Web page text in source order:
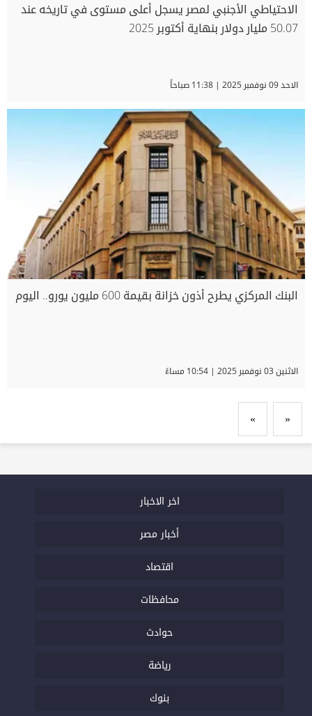
الاحتياطي الأجنبي لمصر يسجل أعلى مستوى في تاريخه عند
50.07 مليار دولار بنهاية أكتوبر 2025
الاحد 09 نوفمبر 2025 | 11:38 صباحاً
البنك المركزي يطرح أذون خزانة بقيمة 600 مليون يورو.. اليوم
الاثنين 03 نوفمبر 2025 | 10:54 مساءً
«
»
اخر الاخبار
أخبار مصر
اقتصاد
محافظات
حوادث
رياضة
بنوك